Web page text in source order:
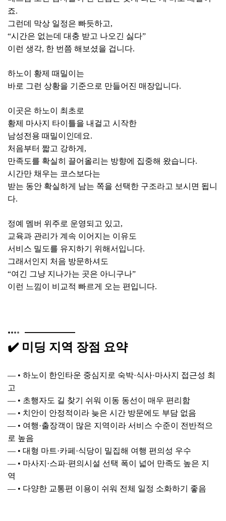
죠.
그런데 막상 일정은 빠듯하고,
“시간은 없는데 대충 받고 나오긴 싫다”
이런 생각, 한 번쯤 해보셨을 겁니다.
하노이 황제 때밀이는
바로 그런 상황을 기준으로 만들어진 매장입니다.
이곳은 하노이 최초로
황제 마사지 타이틀을 내걸고 시작한
남성전용 때밀이인데요.
처음부터 짧고 강하게,
만족도를 확실히 끌어올리는 방향에 집중해 왔습니다.
시간만 채우는 코스보다는
받는 동안 확실하게 남는 쪽을 선택한 구조라고 보시면 됩니
다.
정예 멤버 위주로 운영되고 있고,
교육과 관리가 계속 이어지는 이유도
서비스 밀도를 유지하기 위해서입니다.
그래서인지 처음 방문하셔도
“여긴 그냥 지나가는 곳은 아니구나”
이런 느낌이 비교적 빠르게 오는 편입니다.
✔️ 미딩 지역 장점 요약
— • 하노이 한인타운 중심지로 숙박·식사·마사지 접근성 최
고
— • 초행자도 길 찾기 쉬워 이동 동선이 매우 편리함
— • 치안이 안정적이라 늦은 시간 방문에도 부담 없음
— • 여행·출장객이 많은 지역이라 서비스 수준이 전반적으
로 높음
— • 대형 마트·카페·식당이 밀집해 여행 편의성 우수
— • 마사지·스파·편의시설 선택 폭이 넓어 만족도 높은 지
역
— • 다양한 교통편 이용이 쉬워 전체 일정 소화하기 좋음